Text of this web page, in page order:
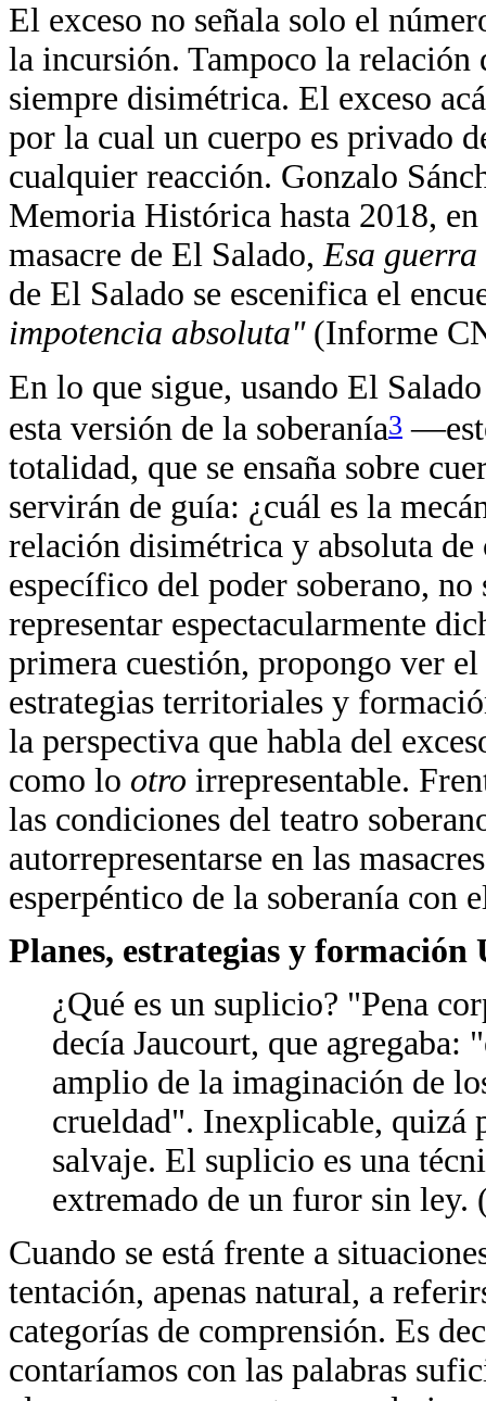
El exceso no señala solo el
la incursión. Tampoco la
siempre disimétrica. El exceso
por la cual un cuerpo es privado
cualquier reacción. Gonzalo
Memoria Histórica hasta 2018,
masacre de El Salado,Esa
de El Salado se escenifica el
impotencia absoluta" (Informe
En lo que sigue, usando El
esta versión de la soberanía3
totalidad, que se ensaña sobre
servirán de guía: ¿cuál es la
relación disimétrica y absoluta de
específico del poder soberano,
representar espectacularmente
primera cuestión, propongo ver
estrategias territoriales y
la perspectiva que habla del
como lo otro irrepresentable.
las condiciones del teatro
autorrepresentarse en las
esperpéntico de la soberanía con
Planes, estrategias y
¿Qué es un suplicio? "Pena
decía Jaucourt, que
amplio de la imaginación de
crueldad". Inexplicable, quizá
salvaje. El suplicio es una
extremado de un furor sin
Cuando se está frente a
tentación, apenas natural, a
categorías de comprensión. Es
contaríamos con las palabras